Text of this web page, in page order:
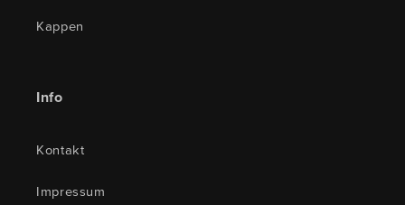
Kappen
Info
Kontakt
Impressum